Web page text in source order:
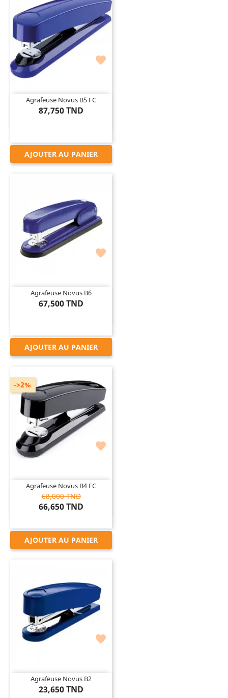

Agrafeuse Novus B5 FC
87,750 TND
AJOUTER AU PANIER

Agrafeuse Novus B6
67,500 TND
AJOUTER AU PANIER

Agrafeuse Novus B4 FC
68,000 TND
66,650 TND
->2%
AJOUTER AU PANIER

Agrafeuse Novus B2
23,650 TND